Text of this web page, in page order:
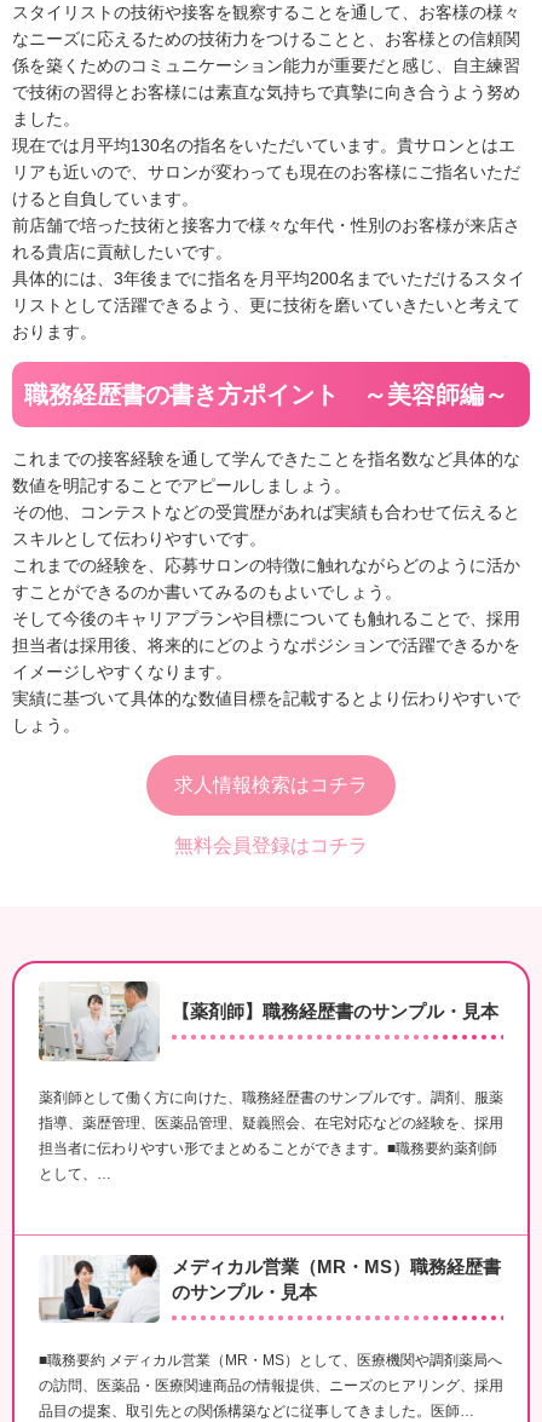
スタイリストの技術や接客を観察することを通して、お客様の様々
なニーズに応えるための技術力をつけることと、お客様との信頼関
係を築くためのコミュニケーション能力が重要だと感じ、自主練習
で技術の習得とお客様には素直な気持ちで真摯に向き合うよう努め
ました。
現在では月平均130名の指名をいただいています。貴サロンとはエ
リアも近いので、サロンが変わっても現在のお客様にご指名いただ
けると自負しています。
前店舗で培った技術と接客力で様々な年代・性別のお客様が来店さ
れる貴店に貢献したいです。
具体的には、3年後までに指名を月平均200名までいただけるスタイ
リストとして活躍できるよう、更に技術を磨いていきたいと考えて
おります。
職務経歴書の書き方ポイント ～美容師編～
これまでの接客経験を通して学んできたことを指名数など具体的な
数値を明記することでアピールしましょう。
その他、コンテストなどの受賞歴があれば実績も合わせて伝えると
スキルとして伝わりやすいです。
これまでの経験を、応募サロンの特徴に触れながらどのように活か
すことができるのか書いてみるのもよいでしょう。
そして今後のキャリアプランや目標についても触れることで、採用
担当者は採用後、将来的にどのようなポジションで活躍できるかを
イメージしやすくなります。
実績に基づいて具体的な数値目標を記載するとより伝わりやすいで
しょう。
求人情報検索はコチラ
無料会員登録はコチラ
【薬剤師】職務経歴書のサンプル・見本
薬剤師として働く方に向けた、職務経歴書のサンプルです。調剤、服薬
指導、薬歴管理、医薬品管理、疑義照会、在宅対応などの経験を、採用
担当者に伝わりやすい形でまとめることができます。■職務要約薬剤師
として、…
メディカル営業（MR・MS）職務経歴書
のサンプル・見本
■職務要約 メディカル営業（MR・MS）として、医療機関や調剤薬局へ
の訪問、医薬品・医療関連商品の情報提供、ニーズのヒアリング、採用
品目の提案、取引先との関係構築などに従事してきました。医師…